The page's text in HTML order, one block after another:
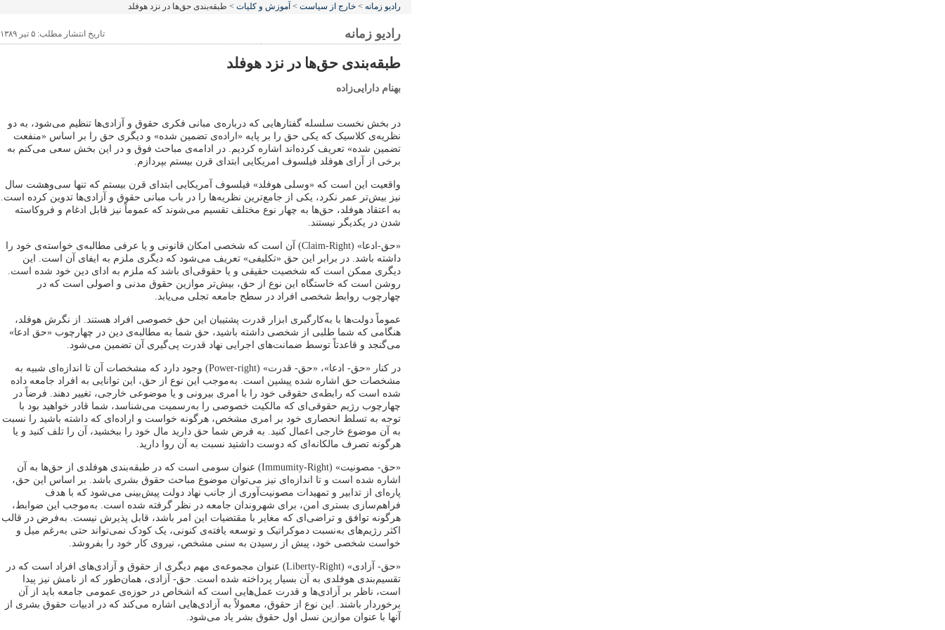
رادیو زمانه > خارج از سیاست > آموزش و کليات > طبقه‌بندی حق‌ها در نزد هوفلد
رادیو زمانه تاریخ انتشار مطلب: ۵ تیر ۱۳۸۹
طبقه‌بندی حق‌ها در نزد هوفلد
بهنام دارایی‌زاده
در بخش نخست سلسله گفتارهایی که درباره‌ی مبانی فکری حقوق و آزادی‌ها تنظیم می‌شود، به دو
نظریه‌ی کلاسیک که یکی حق را بر پایه «اراده‌ی تضمین شده» و دیگری حق را بر اساس «منفعت
تضمین شده» تعریف کرده‌اند اشاره کردیم. در ادامه‌ی مباحث فوق و در این بخش سعی می‌کنم به
برخی از آرای هوفلد فیلسوف امریکایی ابتدای قرن بیستم بپردازم.
واقعیت این است که «وسلی هوفلد» فیلسوف آمریکایی ابتدای قرن بیستم که تنها سی‌وهشت سال
نیز بیش‌تر عمر نکرد، یکی از جامع‌ترین نظریه‌ها را در باب مبانی حقوق و آزادی‌ها تدوین کرده است.
به اعتقاد هوفلد، حق‌ها به چهار نوع مختلف تقسیم می‌شوند که عموماً نیز قابل ادغام و فروکاسته
شدن در یکدیگر نیستند.
«حق-ادعا» (Claim-Right) آن است که شخصی امکان قانونی و یا عرفی مطالبه‌ی خواسته‌ی خود را
داشته باشد. در برابر این حق «تکلیفی» تعریف می‌شود که دیگری ملزم به ایفای آن است. این
دیگری ممکن است که شخصیت حقیقی و یا حقوقی‌ای باشد که ملزم به ادای دین خود شده است.
روشن است که خاستگاه این نوع از حق، بیش‌تر موازین حقوق مدنی و اصولی است که در
چهارچوب روابط شخصی افراد در سطح جامعه تجلی می‌یابد.
عموماً دولت‌ها با به‌کارگبری ابزار قدرت پشتیبان این حق خصوصی افراد هستند. از نگرش هوفلد،
هنگامی که شما طلبی از شخصی داشته باشید، حق شما به مطالبه‌ی دین در چهارچوب «حق ادعا»
می‌گنجد و قاعدتاً توسط ضمانت‌های اجرایی نهاد قدرت پی‌گیری آن تضمین می‌شود.
در کنار «حق- ادعا»، «حق- قدرت» (Power-right) وجود دارد که مشخصات آن تا اندازه‌ای شبیه به
مشخصات حق اشاره شده پیشین است. به‌موجب این نوع از حق، این توانایی به افراد جامعه داده
شده است که رابطه‌ی حقوقی خود را با امری بیرونی و یا موضوعی خارجی، تغییر دهند. فرضاً در
چهارچوب رژیم حقوقی‌ای که مالکیت خصوصی را به‌رسمیت می‌شناسد، شما قادر خواهید بود با
توجه به تسلط انحصاری خود بر امری مشخص، هرگونه خواست و اراده‌ای که داشته باشید را نسبت
به آن موضوع خارجی اعمال کنید. به فرض شما حق دارید مال خود را ببخشید، آن را تلف کنید و یا
هرگونه تصرف مالکانه‌ای که دوست داشتید نسبت به آن روا دارید.
«حق- مصونیت» (Immumity-Right) عنوان سومی است که در طبقه‌بندی هوفلدی از حق‌ها به آن
اشاره شده است و تا اندازه‌ای نیز می‌توان موضوع مباحث حقوق بشری باشد. بر اساس این حق،
پاره‌ای از تدابیر و تمهیدات مصونیت‌آوری از جانب نهاد دولت پیش‌بینی می‌شود که با هدف
فراهم‌سازی بستری امن، برای شهروندان جامعه در نظر گرفته شده است. به‌موجب این ضوابط،
هرگونه توافق و تراضی‌ای که مغایر با مقتضیات این امر باشد، قابل پذیرش نیست. به‌فرض در قالب
اکثر رژیم‌های به‌نسبت دموکراتیک و توسعه یافته‌ی کنونی، یک کودک نمی‌تواند حتی به‌رغم میل و
خواست شخصی خود، پیش از رسیدن به سنی مشخص، نیروی کار خود را بفروشد.
«حق- آزادی» (Liberty-Right) عنوان مجموعه‌ی مهم دیگری از حقوق و آزادی‌های افراد است که در
تقسیم‌بندی هوفلدی به آن بسیار پرداخته شده است. حق- آزادی، همان‌طور که از نامش نیز پیدا
است، ناظر بر آزادی‌ها و قدرت عمل‌هایی است که اشخاص در حوزه‌ی عمومی جامعه باید از آن
برخوردار باشند. این نوع از حقوق، معمولاً به آزادی‌هایی اشاره می‌کند که در ادبیات حقوق بشری از
آنها با عنوان موازین نسل اول حقوق بشر یاد می‌شود.